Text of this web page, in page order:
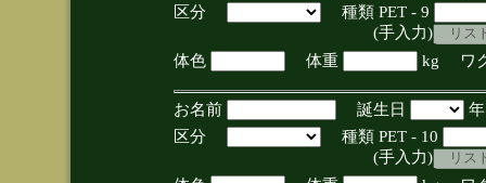
区分
種類 PET - 9
(手入力)
体色
体重 kg ワ
お名前 誕生日
区分
種類 PET - 10
(手入力)